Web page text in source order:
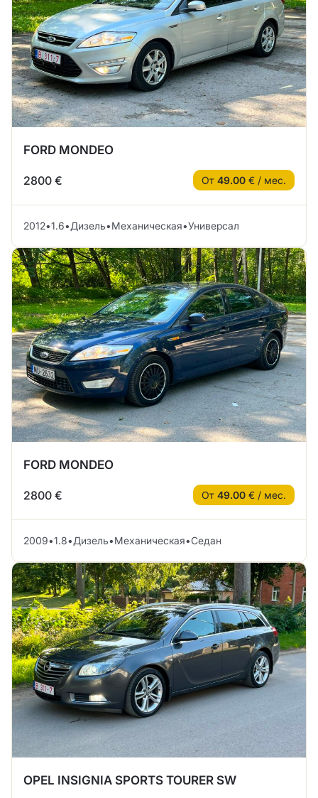
FORD MONDEO
2800 € От 49.00 € / мес.
2012•1.6•Дизель•Механическая•Универсал
FORD MONDEO
2800 € От 49.00 € / мес.
2009•1.8•Дизель•Механическая•Седан
OPEL INSIGNIA SPORTS TOURER SW